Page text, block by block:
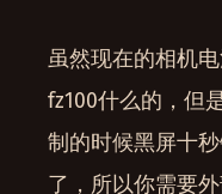
虽然现在的相机
fz100什么的，但
制的时候黑屏十
了，所以你需要